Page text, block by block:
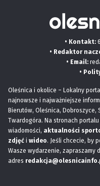
• Kontakt:
• Redaktor
• Email:
•
Oleśnica i okolice – Lokalny
najnowsze i najważniejsze
Bierutów, Oleśnica, Dobroszyce,
Twardogóra. Na stronach portalu
wiadomości, aktualności
zdjęć i wideo. Jeśli chcecie, by
Wasze wydarzenie, zapraszamy
adres